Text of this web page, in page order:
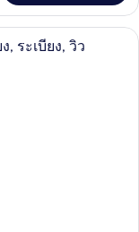
าร์ทเมนท์, เตียงควีนไซส์
, ระเบียง, วิว